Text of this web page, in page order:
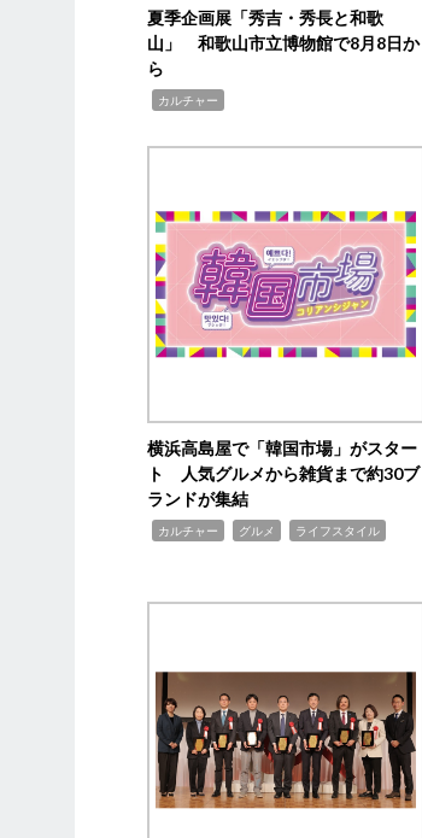
夏季企画展「秀吉・秀長と和歌
山」 和歌山市立博物館で8月8日か
ら
カルチャー
横浜高島屋で「韓国市場」がスター
ト 人気グルメから雑貨まで約30ブ
ランドが集結
カルチャー グルメ ライフスタイル